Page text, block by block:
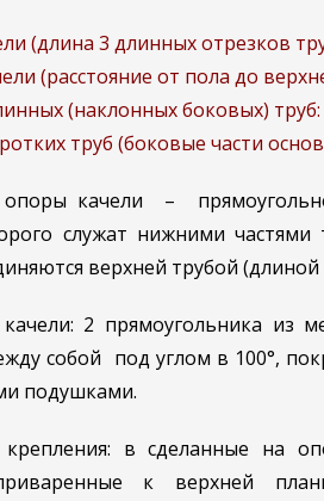
(длина 3 длинных отрезков
(расстояние от пола до
(наклонных боковых)
труб (боковые части
опоры качели –
служат нижними
верхней трубой (длиной
2 прямоугольника из
собой под углом в 100°,
подушками.
крепления: в сделанные на
к верхней